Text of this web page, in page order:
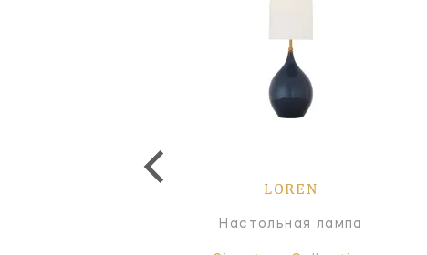
LOREN
Настольная лампа